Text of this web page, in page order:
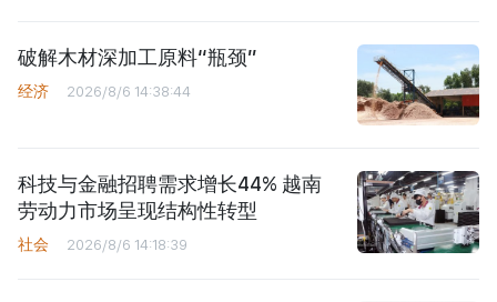
破解木材深加工原料“瓶颈”
经济 2026/8/6 14:38:44
科技与金融招聘需求增长44% 越南
劳动力市场呈现结构性转型
社会 2026/8/6 14:18:39